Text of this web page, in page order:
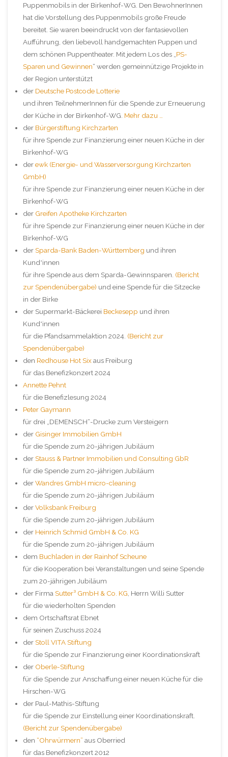
Puppenmobils in der Birkenhof-WG. Den BewohnerInnen
hat die Vorstellung des Puppenmobils große Freude
bereitet. Sie waren beeindruckt von der fantasievollen
Aufführung, den liebevoll handgemachten Puppen und
dem schönen Puppentheater. Mit jedem Los des „ PS-
Sparen und Gewinnen“ werden gemeinnützige Projekte in
der Region unterstützt
der Deutsche Postcode Lotterie
und ihren TeilnehmerInnen für die Spende zur Erneuerung
der Küche in der Birkenhof-WG. Mehr dazu …
der Bürgerstiftung Kirchzarten
für ihre Spende zur Finanzierung einer neuen Küche in der
Birkenhof-WG
derewk (Energie- und Wasserversorgung Kirchzarten
GmbH)
für ihre Spende zur Finanzierung einer neuen Küche in der
Birkenhof-WG
der Greifen Apotheke Kirchzarten
für ihre Spende zur Finanzierung einer neuen Küche in der
Birkenhof-WG
derSparda-Bank Baden-Württemberg und ihren
Kund*innen
für ihre Spende aus dem Sparda-Gewinnsparen. (Bericht
zur Spendenübergabe) und eine Spende für die Sitzecke
in der Birke
der Supermarkt-Bäckerei Beckesepp und ihren
Kund*innen
für die Pfandsammelaktion 2024. (Bericht zur
Spendenübergabe)
den Redhouse Hot Sixaus Freiburg
für das Benefizkonzert 2024
Annette Pehnt
für die Benefizlesung 2024
Peter Gaymann
für drei „DEMENSCH“-Drucke zum Versteigern
der Gisinger Immobilien GmbH
für die Spende zum 20-jährigen Jubiläum
derStauss & Partner Immobilien und Consulting GbR
für die Spende zum 20-jährigen Jubiläum
derWandres GmbH micro-cleaning
für die Spende zum 20-jährigen Jubiläum
derVolksbank Freiburg
für die Spende zum 20-jährigen Jubiläum
der Heinrich Schmid GmbH & Co. KG
für die Spende zum 20-jährigen Jubiläum
dem Buchladen in der Rainhof Scheune
für die Kooperation bei Veranstaltungen und seine Spende
zum 20-jährigen Jubiläum
der Firma Sutter³ GmbH & Co. KG , Herrn Willi Sutter
für die wiederholten Spenden
dem Ortschaftsrat Ebnet
für seinen Zuschuss 2024
derStoll VITA Stiftung
für die Spende zur Finanzierung einer Koordinationskraft
der Oberle-Stiftung
für die Spende zur Anschaffung einer neuen Küche für die
Hirschen-WG
der Paul-Mathis-Stiftung
für die Spende zur Einstellung einer Koordinationskraft.
(Bericht zur Spendenübergabe)
den “Ohrwürmern” aus Oberried
für das Benefizkonzert 2012